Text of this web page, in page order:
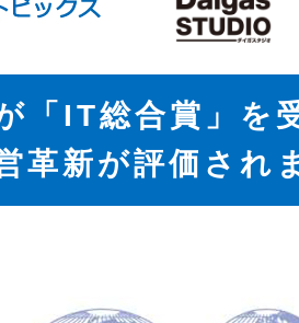
「IT総合賞」を
革新が評価され